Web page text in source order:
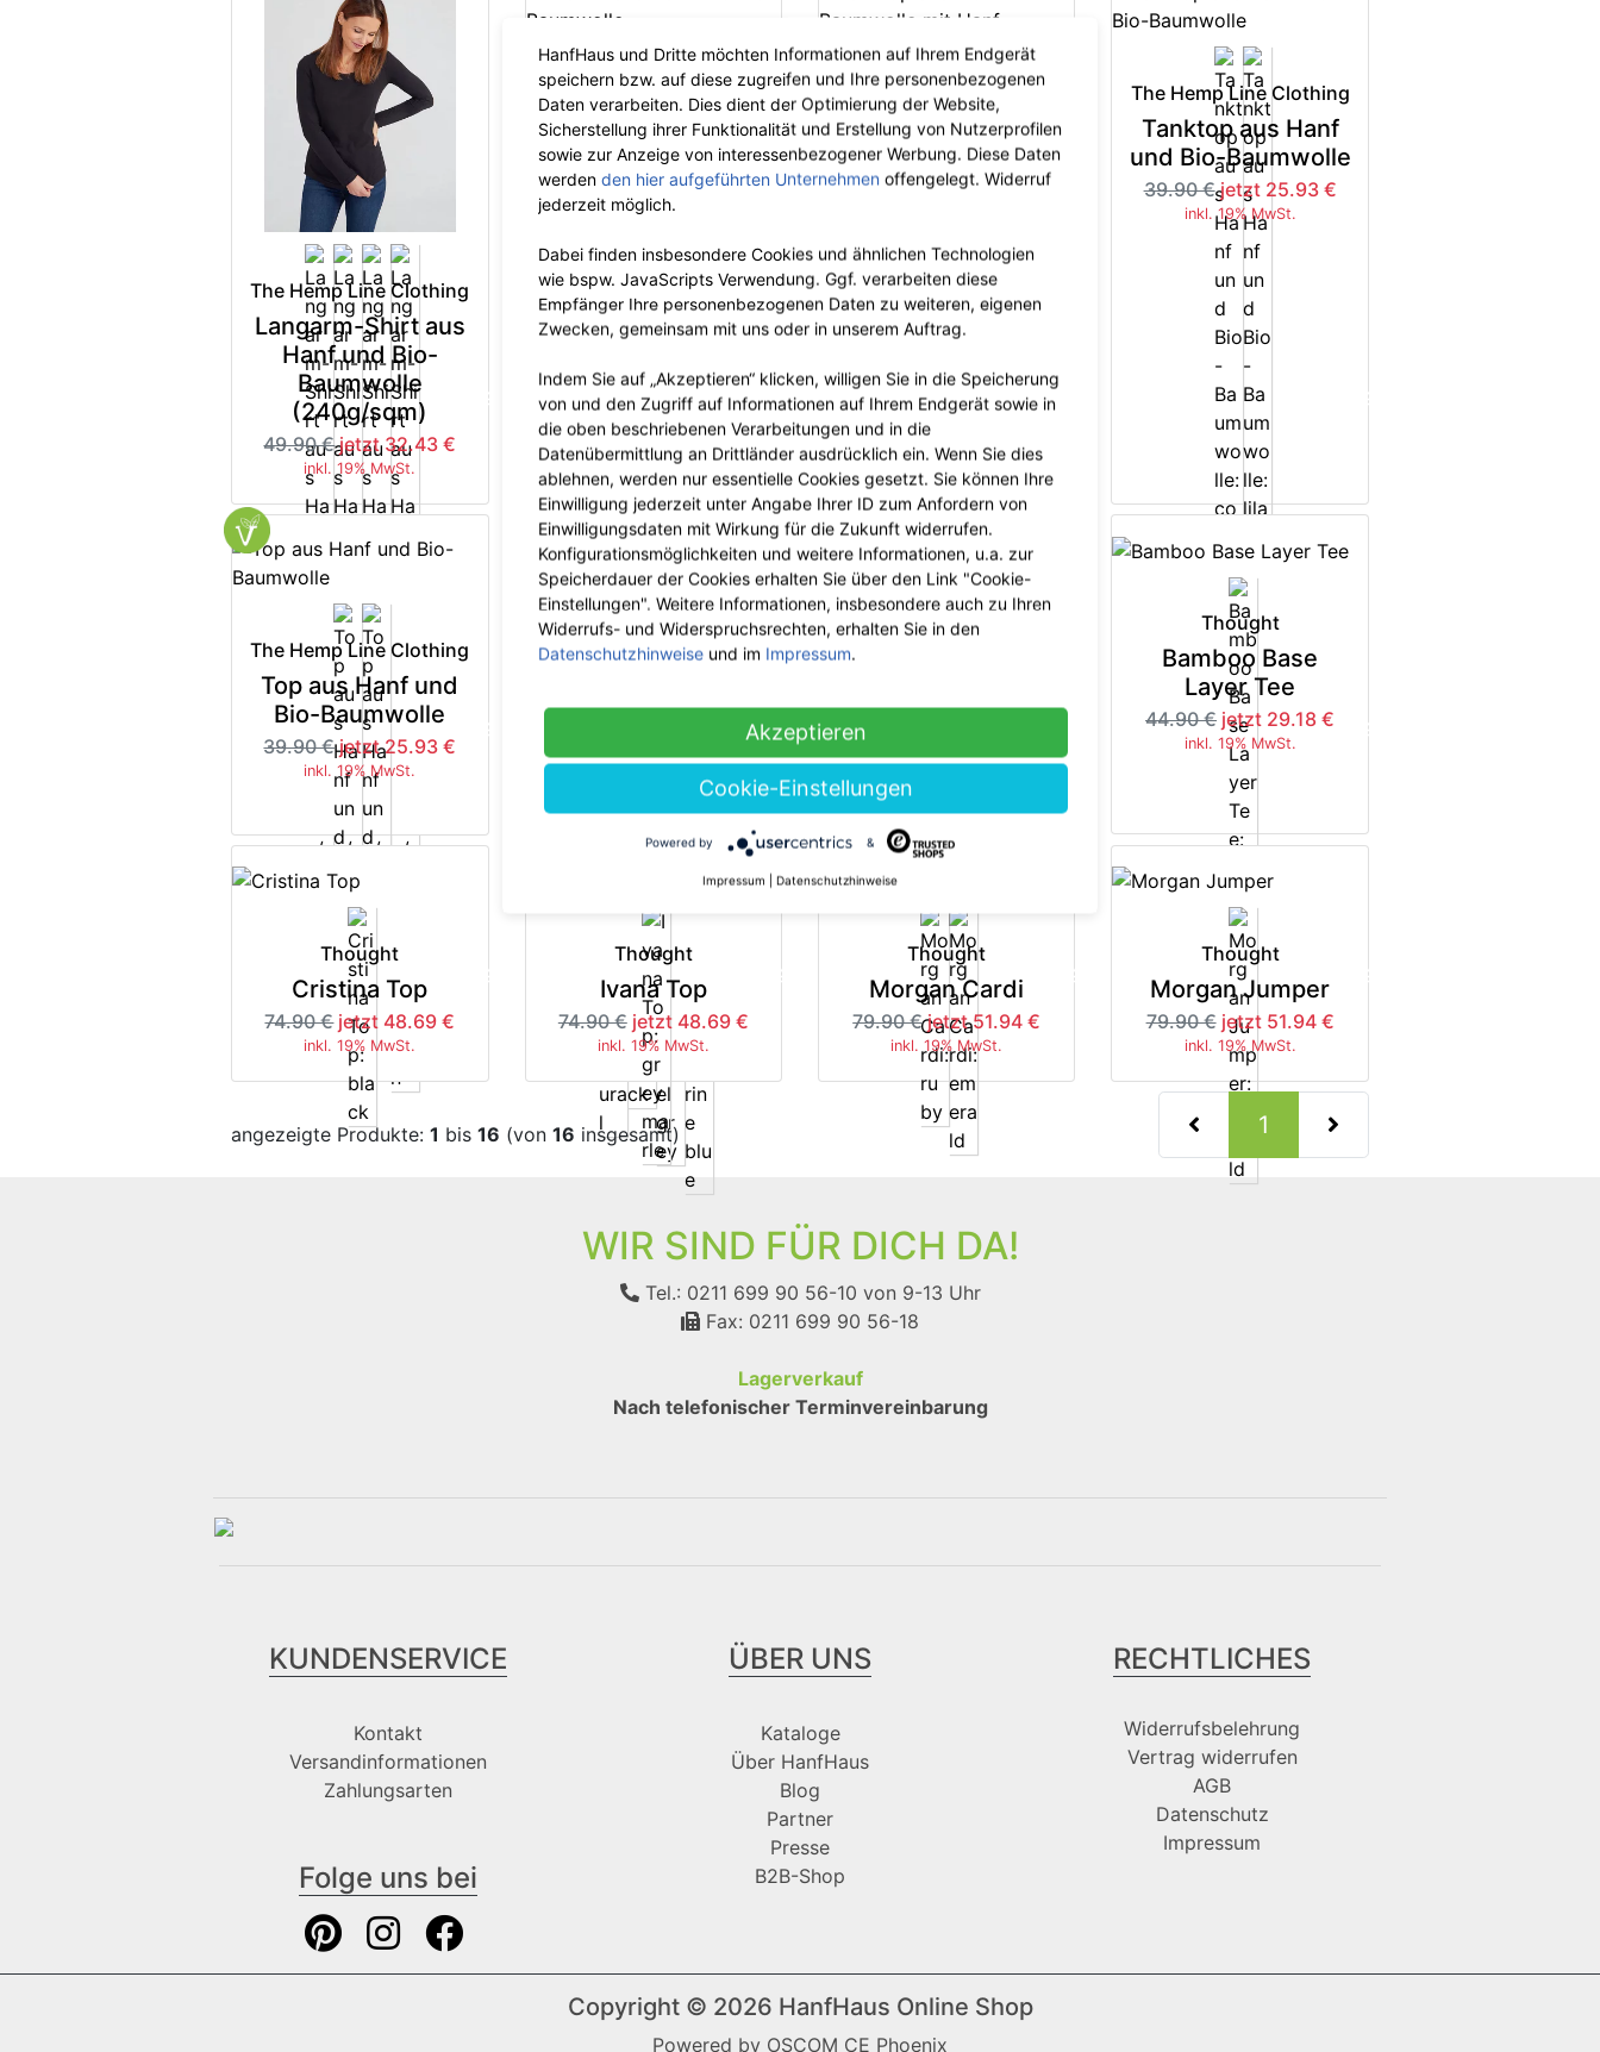
The Hemp Line Clothing
Langarm-Shirt aus
Hanf und Bio-
Baumwolle
(240g/sqm)
49.90 € jetzt 32.43 €
inkl. 19% MwSt.
-35%
The Hemp Line Clothing
T-Shirt aus Hanf
und Bio-Baumwolle
39.90 € jetzt 25.93 €
inkl. 19% MwSt.
-35%
The Hemp Line Clothing
Tanktop aus Bio-
Baumwolle mit
Hanf
-35%
The Hemp Line Clothing
Tanktop aus Hanf
und Bio-Baumwolle
39.90 € jetzt 25.93 €
inkl. 19% MwSt.
-35%
The Hemp Line Clothing
Top aus Hanf und
Bio-Baumwolle
39.90 € jetzt 25.93 €
inkl. 19% MwSt.
-35%
The Hemp Line Clothing
Baumwolle mit
jetzt 18.14 €
inkl. 19% MwSt.
-35%
Layer Roll Neck
44.90 €
inkl. 19% MwSt.
Thought
Bamboo Base
Layer Tee
44.90 € jetzt 29.18 €
inkl. 19% MwSt.
-35%
Thought
Cristina Top
74.90 € jetzt 48.69 €
inkl. 19% MwSt.
-35%
Thought
Ivana Top
74.90 € jetzt 48.69 €
inkl. 19% MwSt.
-35%
Thought
Morgan Cardi
79.90 € jetzt 51.94 €
inkl. 19% MwSt.
-35%
Thought
Morgan Jumper
79.90 € jetzt 51.94 €
inkl. 19% MwSt.
-35%
angezeigte Produkte:1 bis16 (von16 insgesamt) 1 (current)
WIR SIND FÜR DICH DA!
Tel.: 0211 699 90 56-10 von 9-13 Uhr
Fax: 0211 699 90 56-18
Lagerverkauf
Nach telefonischer Terminvereinbarung
KUNDENSERVICE
Kontakt
Versandinformationen
Zahlungsarten
Folge uns bei
ÜBER UNS
Kataloge
Über HanfHaus
Blog
Partner
Presse
B2B-Shop
RECHTLICHES
Widerrufsbelehrung
Vertrag widerrufen
AGB
Datenschutz
Impressum
Copyright © 2026 HanfHaus Online Shop
Powered by OSCOM CE Phoenix
HanfHaus und Dritte möchten Informationen auf Ihrem Endgerät
speichern bzw. auf diese zugreifen und Ihre personenbezogenen
Daten verarbeiten. Dies dient der Optimierung der Website,
Sicherstellung ihrer Funktionalität und Erstellung von Nutzerprofilen
sowie zur Anzeige von interessenbezogener Werbung. Diese Daten
werden den hier aufgeführten Unternehmen offengelegt. Widerruf
jederzeit möglich.
Dabei finden insbesondere Cookies und ähnlichen Technologien
wie bspw. JavaScripts Verwendung. Ggf. verarbeiten diese
Empfänger Ihre personenbezogenen Daten zu weiteren, eigenen
Zwecken, gemeinsam mit uns oder in unserem Auftrag.
Indem Sie auf „Akzeptieren“ klicken, willigen Sie in die Speicherung
von und den Zugriff auf Informationen auf Ihrem Endgerät sowie in
die oben beschriebenen Verarbeitungen und in die
Datenübermittlung an Drittländer ausdrücklich ein. Wenn Sie dies
ablehnen, werden nur essentielle Cookies gesetzt. Sie können Ihre
Einwilligung jederzeit unter Angabe Ihrer ID zum Anfordern von
Einwilligungsdaten mit Wirkung für die Zukunft widerrufen.
Konfigurationsmöglichkeiten und weitere Informationen, u.a. zur
Speicherdauer der Cookies erhalten Sie über den Link "Cookie-
Einstellungen". Weitere Informationen, insbesondere auch zu Ihren
Widerrufs- und Widerspruchsrechten, erhalten Sie in den
Datenschutzhinweise und im Impressum.
Akzeptieren
Cookie-Einstellungen
Powered by &
Impressum Datenschutzhinweise